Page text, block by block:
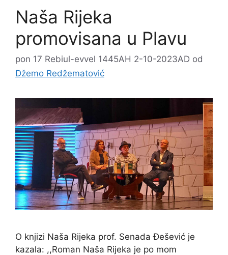
Naša Rijeka
promovisana u Plavu
pon 17 Rebiul-evvel 1445AH 2-10-2023AD od
Džemo Redžematović
O knjizi Naša Rijeka prof. Senada Đešević je
kazala: ,,Roman Naša Rijeka je po mom